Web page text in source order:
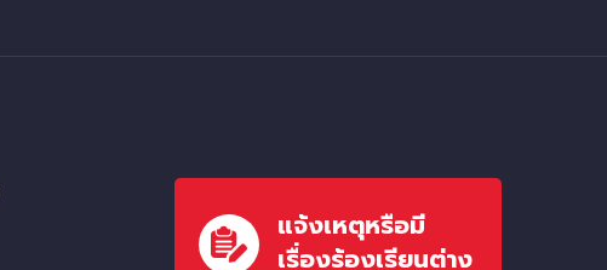
แจ้งเหตุหรือมี
เรื่องร้องเรียนต่าง